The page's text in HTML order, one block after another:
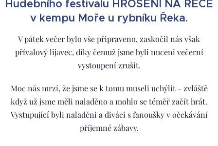
Hudebního festivalu HROŠENÍ NA ŘECE
v kempu Moře u rybníku Řeka.
V pátek večer bylo vše připraveno, zaskočil nás však
přívalový lijavec, díky čemuž jsme byli nuceni večerní
vystoupení zrušit.
Moc nás mrzí, že jsme se k tomu museli uchýlit - zvláště
když už jsme měli naladěno a mohlo se téměř začít hrát.
Vystupující byli naladěni a diváci s fanoušky v očekávání
příjemné zábavy.